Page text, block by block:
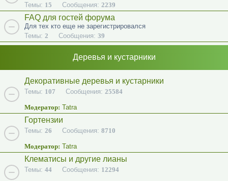
Темы: 15 Сообщения: 2239
FAQ для гостей форума
Для тех кто еще не зарегистрировался
Темы: 2 Сообщения: 39
Деревья и кустарники
Декоративные деревья и кустарники
Темы: 107 Сообщения: 25584
Модератор: Tatra
Гортензии
Темы: 26 Сообщения: 8710
Модератор: Tatra
Клематисы и другие лианы
Темы: 44 Сообщения: 12294